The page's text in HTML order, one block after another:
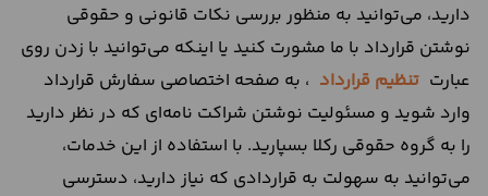
دارید، می‌توانید به منظور بررسی نکات قانونی و حقوقی
نوشتن قرارداد با ما مشورت کنید یا اینکه می‌توانید با زدن روی
عبارت تنظیم قرارداد ، به صفحه اختصاصی سفارش قرارداد
وارد شوید و مسئولیت نوشتن شراکت نامه‌ای که در نظر دارید
را به گروه حقوقی رکلا بسپارید. با استفاده از این خدمات،
می‌توانید به سهولت به قراردادی که نیاز دارید، دسترسی